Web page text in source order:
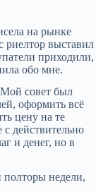
на рынке
выставил
приходили,
обо мне.
Мой совет был
оформить всё
цену на те
действительно
и денег, но в
полторы недели,